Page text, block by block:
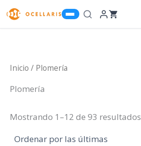
Inicio / Plomería
Plomería
Mostrando 1–12 de 93 resultados